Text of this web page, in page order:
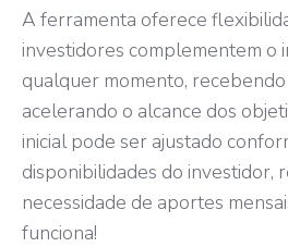
A ferramenta oferece
investidores complementem o
qualquer momento,
acelerando o alcance dos
inicial pode ser ajustado
disponibilidades do investidor,
necessidade de aportes
funciona!